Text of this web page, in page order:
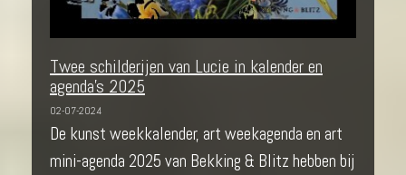
Twee schilderijen van Lucie in kalender en
agenda's 2025
02-07-2024
De kunst weekkalender, art weekagenda en art
mini-agenda 2025 van Bekking & Blitz hebben bij